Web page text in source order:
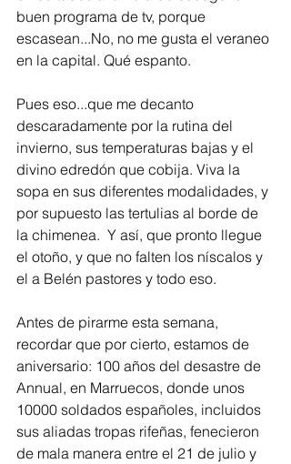
buen programa de tv, porque
escasean...No, no me gusta el veraneo
en la capital. Qué espanto.
Pues eso...que me decanto
descaradamente por la rutina del
invierno, sus temperaturas bajas y el
divino edredón que cobija. Viva la
sopa en sus diferentes modalidades, y
por supuesto las tertulias al borde de
la chimenea.  Y así, que pronto llegue
el otoño, y que no falten los níscalos y
el a Belén pastores y todo eso.
Antes de pirarme esta semana,
recordar que por cierto, estamos de
aniversario: 100 años del desastre de
Annual, en Marruecos, donde unos
10000 soldados españoles, incluidos
sus aliadas tropas rifeñas, fenecieron
de mala manera entre el 21 de julio y